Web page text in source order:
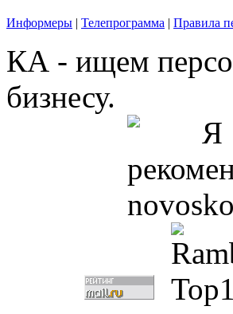
Информеры | Телепрограмма | Правила
КА - ищем
бизнесу.